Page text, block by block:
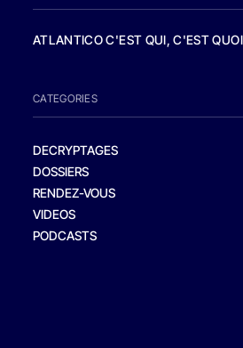
ATLANTICO C'EST QUI, C'EST
CATEGORIES
DECRYPTAGES
DOSSIERS
RENDEZ-VOUS
VIDEOS
PODCASTS